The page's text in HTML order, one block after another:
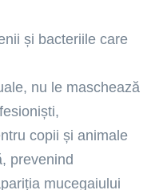
și bacteriile care
nu le maschează
copii și animale
prevenind
mucegaiului